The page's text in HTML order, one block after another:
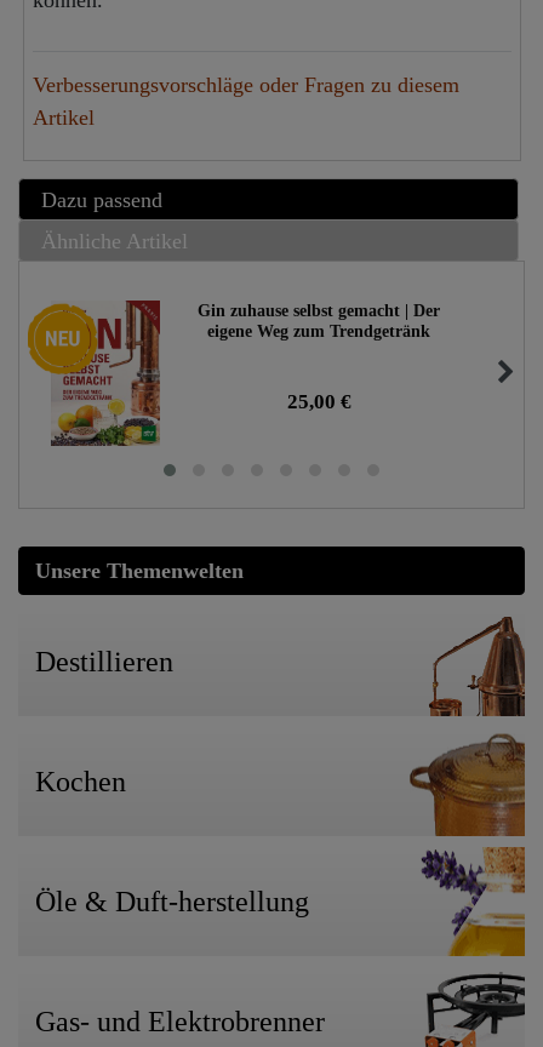
Verbesserungsvorschläge oder Fragen zu diesem
Artikel
Dazu passend
Ähnliche Artikel
Neuheit
Gin zuhause selbst gemacht | Der
eigene Weg zum Trendgetränk
25,00 €
Unsere Themenwelten
Destillieren
Kochen
Öle & Duft-herstellung
Gas- und Elektrobrenner